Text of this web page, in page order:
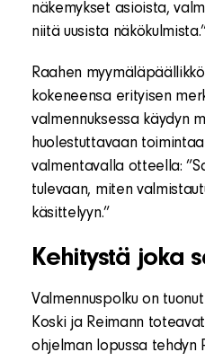
näkemykset asioista,
niitä uusista näkökulmista.”
Raahen
kokeneensa erityisen
valmennuksessa käydyn
huolestuttavaan
valmentavalla otteella:
tulevaan, miten
käsittelyyn.”
Kehitystä joka
Valmennuspolku on
Koski ja Reimann
ohjelman lopussa tehdyn